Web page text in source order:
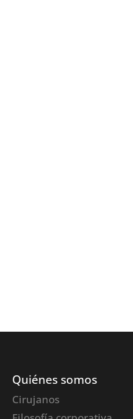
Quiénes somos
Cirujanos